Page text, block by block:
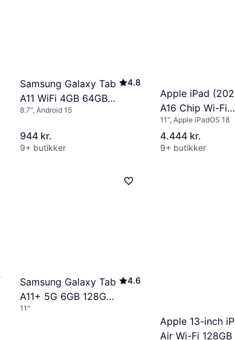
Samsung Galaxy Tab
A11 WiFi 4GB 64GB
Grey
4.8
8.7", Android 15
944 kr.
9+ butikker
Apple iPad
A16 Chip Wi-Fi
256GB Silver
11", Apple iPadOS 18
4.444 kr.
9+ butikker
Samsung Galaxy Tab
A11+ 5G 6GB 128GB
Grey
4.6
11"
Apple 13-inch
Air Wi-Fi